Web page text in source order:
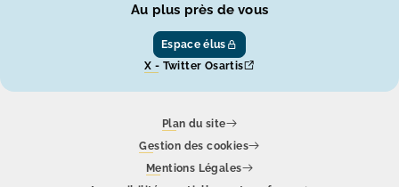
Au plus près de vous
Espace élus
X - Twitter Osartis
Plan du site
Gestion des cookies
Mentions Légales